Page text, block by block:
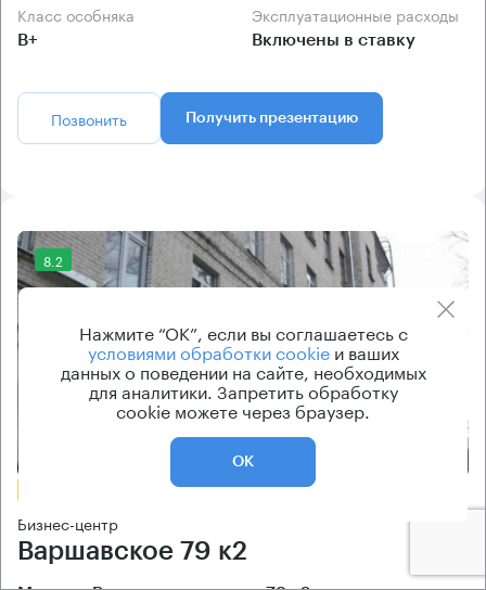
Класс особняка
B+
Эксплуатационные расходы
Включены в ставку
Позвонить Получить презентацию
8.2
Бизнес-центр
Варшавское 79 к2
Нажмите “ОК”, если вы соглашаетесь с
условиями обработки cookieи ваших
данных о поведении на сайте, необходимых
для аналитики. Запретить обработку
cookie можете через браузер.
ОК